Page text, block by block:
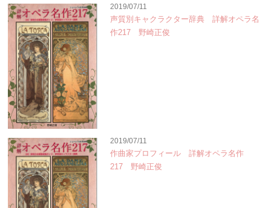
2019/07/11
声質別キャクラクター辞典 詳解オペラ名
作217 野崎正俊
2019/07/11
作曲家プロフィール 詳解オペラ名作
217 野崎正俊